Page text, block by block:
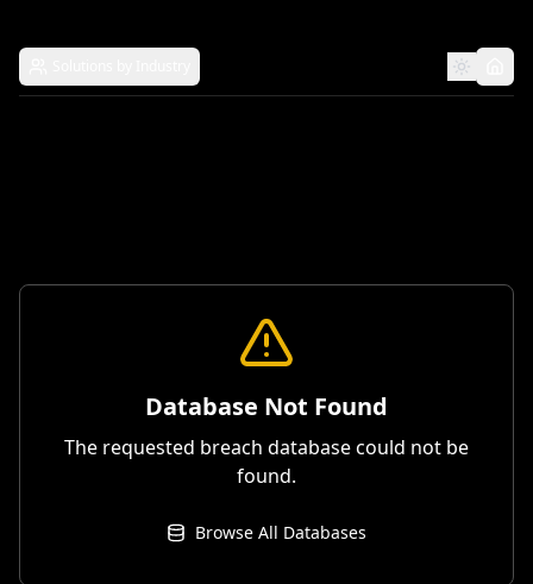
Database Not Found
The requested breach database could not be
found.
Browse All Databases